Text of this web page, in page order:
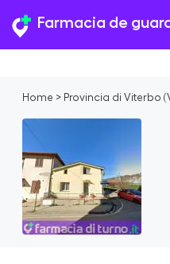
Farmacia de
Home > Provincia di Viterbo